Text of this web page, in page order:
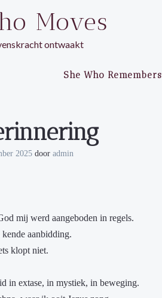
Moves
ontwaakt
She Who Remembers
2025 door admin
mij werd aangeboden in regels.
aanbidding.
klopt niet.
in extase, in mystiek, in beweging.